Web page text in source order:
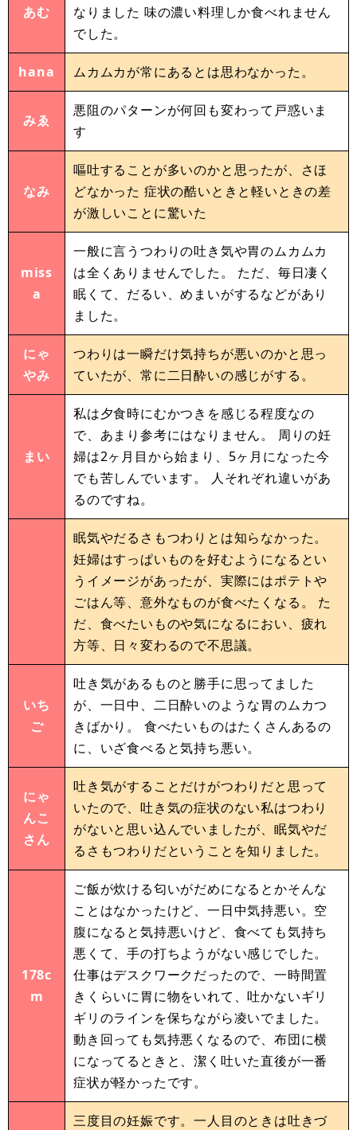
あむ
なりました 味の濃い料理しか食べれません
でした。
hana ムカムカが常にあるとは思わなかった。
みゑ
悪阻のパターンが何回も変わって戸惑いま
す
なみ
嘔吐することが多いのかと思ったが、さほ
どなかった 症状の酷いときと軽いときの差
が激しいことに驚いた
miss
a
一般に言うつわりの吐き気や胃のムカムカ
は全くありませんでした。 ただ、毎日凄く
眠くて、だるい、めまいがするなどがあり
ました。
にゃ
やみ
つわりは一瞬だけ気持ちが悪いのかと思っ
ていたが、常に二日酔いの感じがする。
まい
私は夕食時にむかつきを感じる程度なの
で、あまり参考にはなりません。 周りの妊
婦は2ヶ月目から始まり、5ヶ月になった今
でも苦しんでいます。 人それぞれ違いがあ
るのですね。
眠気やだるさもつわりとは知らなかった。
妊婦はすっぱいものを好むようになるとい
うイメージがあったが、実際にはポテトや
ごはん等、意外なものが食べたくなる。 た
だ、食べたいものや気になるにおい、疲れ
方等、日々変わるので不思議。
いち
ご
吐き気があるものと勝手に思ってました
が、一日中、二日酔いのような胃のムカつ
きばかり。 食べたいものはたくさんあるの
に、いざ食べると気持ち悪い。
にゃ
んこ
さん
吐き気がすることだけがつわりだと思って
いたので、吐き気の症状のない私はつわり
がないと思い込んでいましたが、眠気やだ
るさもつわりだということを知りました。
178c
m
ご飯が炊ける匂いがだめになるとかそんな
ことはなかったけど、一日中気持悪い。空
腹になると気持悪いけど、食べても気持ち
悪くて、手の打ちようがない感じでした。
仕事はデスクワークだったので、一時間置
きくらいに胃に物をいれて、吐かないギリ
ギリのラインを保ちながら凌いでました。
動き回っても気持悪くなるので、布団に横
になってるときと、潔く吐いた直後が一番
症状が軽かったです。
三度目の妊娠です。一人目のときは吐きづ